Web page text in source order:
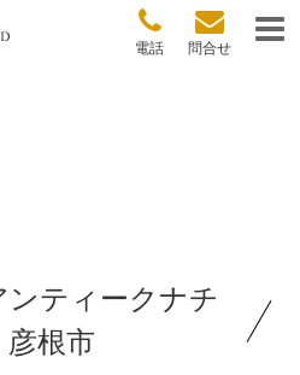
問合せ
電話
ティークナチ
根市